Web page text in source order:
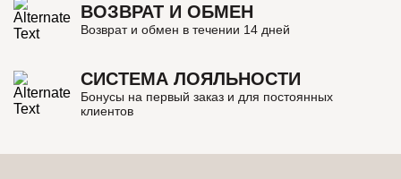
ВОЗВРАТ И ОБМЕН
Возврат и обмен в течении 14 дней
СИСТЕМА ЛОЯЛЬНОСТИ
Бонусы на первый заказ и для постоянных
клиентов